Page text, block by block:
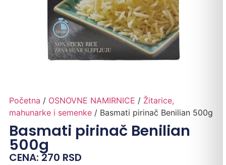
Početna / OSNOVNE NAMIRNICE / Žitarice,
mahunarke i semenke/ Basmati pirinač Benilian 500g
Basmati pirinač Benilian
500g
CENA:270 RSD